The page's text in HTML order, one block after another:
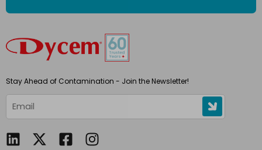
Stay Ahead of Contamination - Join the Newsletter!
L F I